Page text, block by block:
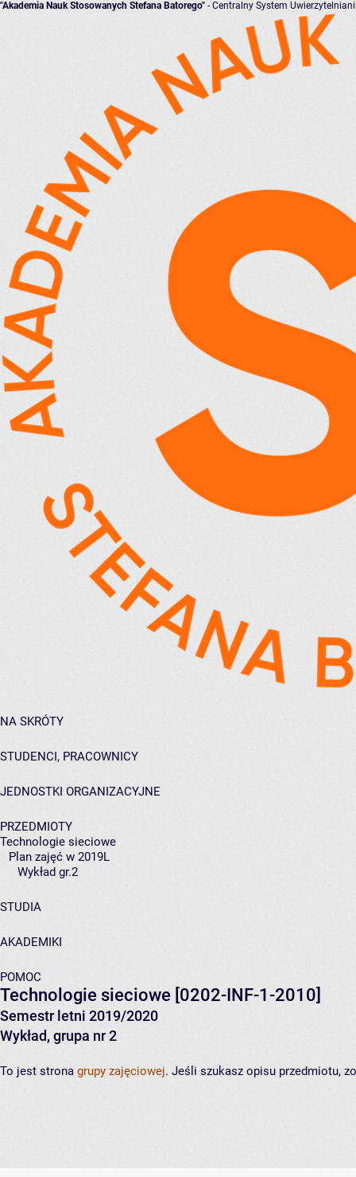
"Akademia Nauk Stosowanych Stefana Batorego" - Centralny System
NA SKRÓTY
STUDENCI, PRACOWNICY
JEDNOSTKI ORGANIZACYJNE
PRZEDMIOTY
Technologie sieciowe
Plan zajęć w 2019L
Wykład gr.2
STUDIA
AKADEMIKI
POMOC
Technologie sieciowe [0202-INF-1-2010]
Semestr letni 2019/2020
Wykład, grupa nr 2
To jest strona grupy zajęciowej. Jeśli szukasz opisu przedmiotu,